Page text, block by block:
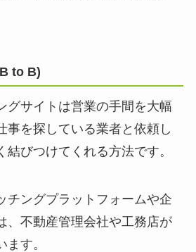
to B)
グサイトは営業の手間を大幅
事を探している業者と依頼し
結びつけてくれる方法です。
チングプラットフォームや企
、不動産管理会社や工務店が
す。